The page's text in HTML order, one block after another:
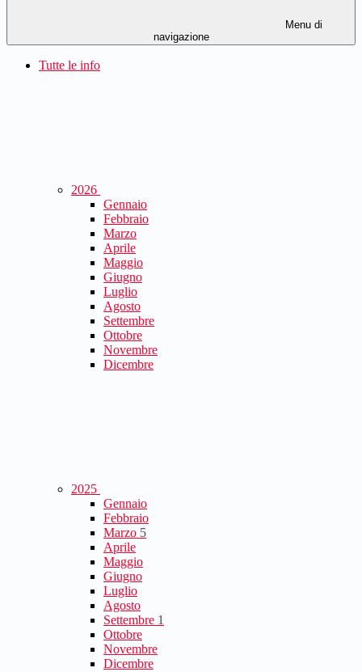
Menu di
navigazione
Tutte le info
2026
Gennaio
Febbraio
Marzo
Aprile
Maggio
Giugno
Luglio
Agosto
Settembre
Ottobre
Novembre
Dicembre
2025
Gennaio
Febbraio
Marzo 5
Aprile
Maggio
Giugno
Luglio
Agosto
Settembre 1
Ottobre
Novembre
Dicembre